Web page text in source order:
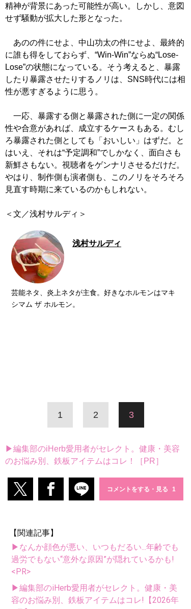
精神が背景にあった可能性が高い。しかし、意図
せず騒動が拡大した形となった。
あのの件にせよ、中山功太の件にせよ、最終的
に誰も得をしておらず、“Win-Win”ならぬ“Lose-
Lose”の状態になっている。そう考えると、暴露
したり暴露させたりするノリは、SNS時代には相
性が悪すぎるように思う。
一応、暴露する側と暴露された側に一定の関係
性や合意があれば、成立するケースもある。むし
ろ暴露された側としても「おいしい」はずだ。と
はいえ、それは“予定調和”でしかなく、面白さも
新鮮さもない。視聴者をゲンナリさせるだけだ。
やはり、制作側も演者側も、このノリをそろそろ
見直す時期に来ているのかもしれない。
浅村サルディ
芸能ネタ、炎上ネタが主食。好きなホルモンはマキ
シマム ザ ホルモン。
1 2 3
▶編集部のiHerb愛用者がセレクト。健康・美容
のお悩み別、鉄板アイテムはコレ！［PR］
コメントをする・見る
【関連記事】
▶なんか顔色が悪い、いつもだるい...年齢でも
過労でもない“意外な原因”が隠れているかも!
<PR>
▶編集部のiHerb愛用者がセレクト。健康・美
容のお悩み別、鉄板アイテムはコレ!【2026年